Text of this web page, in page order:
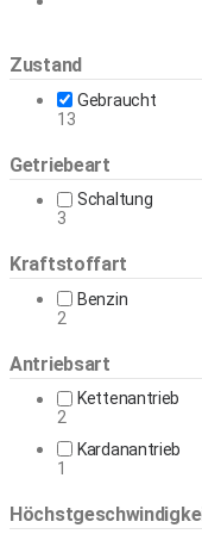
Zustand
Gebraucht
13
Getriebeart
Schaltung
3
Kraftstoffart
Benzin
2
Antriebsart
Kettenantrieb
2
Kardanantrieb
1